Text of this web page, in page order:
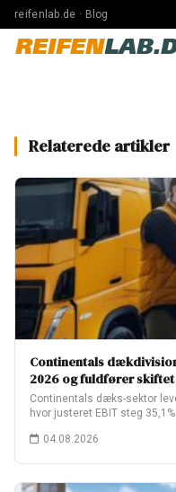
reifenlab.de · Blog
REIFEN
Relaterede artikler
Continentals
2026 og fuldfører
Continentals dæks-sektor
hvor justeret EBIT steg
04.08.2026